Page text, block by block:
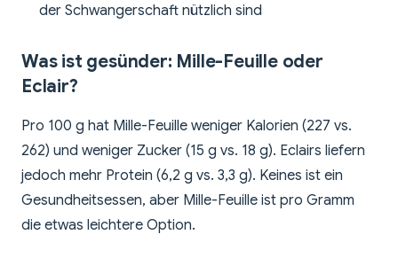
der Schwangerschaft nützlich sind
Was ist gesünder: Mille-Feuille oder
Eclair?
Pro 100 g hat Mille-Feuille weniger Kalorien (227 vs.
262) und weniger Zucker (15 g vs. 18 g). Eclairs liefern
jedoch mehr Protein (6,2 g vs. 3,3 g). Keines ist ein
Gesundheitsessen, aber Mille-Feuille ist pro Gramm
die etwas leichtere Option.